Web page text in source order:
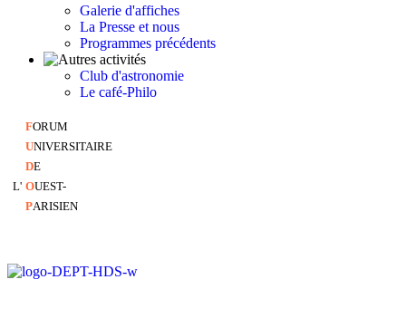
Galerie d'affiches
La Presse et nous
Programmes précédents
Club d'astronomie
Le café-Philo
FORUM
UNIVERSITAIRE
DE
L' OUEST-
PARISIEN